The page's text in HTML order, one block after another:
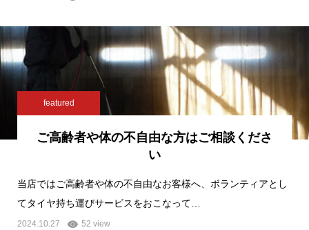
featured
ご高齢者や体の不自由な方はご相談くださ
い
当店ではご高齢者や体の不自由なお客様へ、ボランティアとし
てタイヤ持ち運びサービスをおこなって…
2024.10.27 52 view